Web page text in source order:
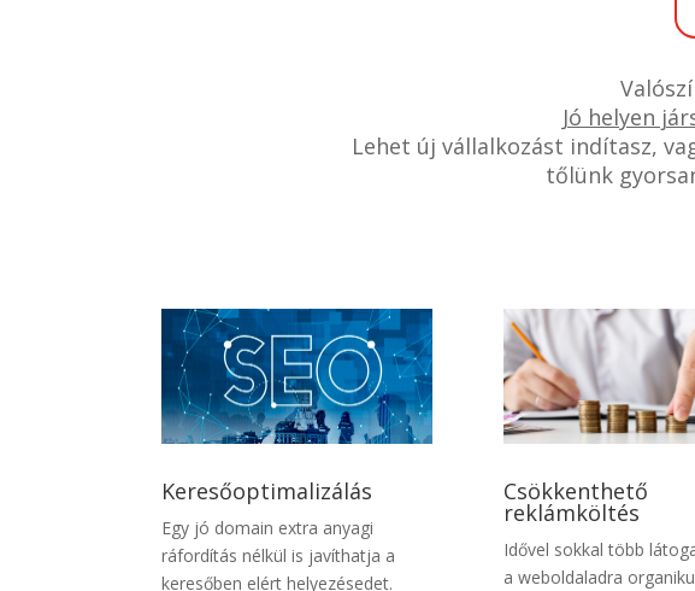
Jó helyen
Lehet új vállalkozást indítasz,
tőlünk
Keresőoptimalizálás
Egy jó domain extra anyagi
ráfordítás nélkül is javíthatja a
keresőben elért helyezésedet.
Csökkenthető
reklámköltés
Idővel sokkal több
a weboldaladra